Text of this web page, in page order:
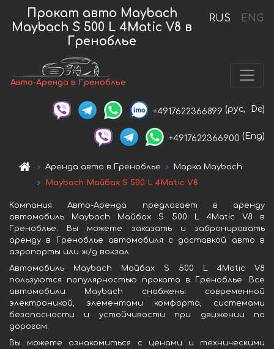
RUS ENG
Прокат авто Maybach
Maybach S 500 L 4Matic V8 в
Греноблье
Авто-Аренда в Греноблье
+4917622366899 (рус, De)
+4917622366900 (Eng)
Аренда авто в Греноблье
Марка Maybach
Maybach Майбах S 500 L 4Matic V8
Компания Авто-Аренда предлагает в аренду
автомобиль Maybach Майбах S 500 L 4Matic V8 в
Греноблье. Вы можете заказать и забронировать
аренду в Греноблье автомобиля с доставкой авто в
аэропорты или ж/д вокзал.
Автомобиль Maybach Майбах S 500 L 4Matic V8
пользуются популярностью проката в Греноблье. Все
автомобили Maybach снабжены современной
электроникой, элементами комфорта, системами
безопасности и устойчивости при движении по
дорогам.
Вы можете ознакомиться с ценами и техническими